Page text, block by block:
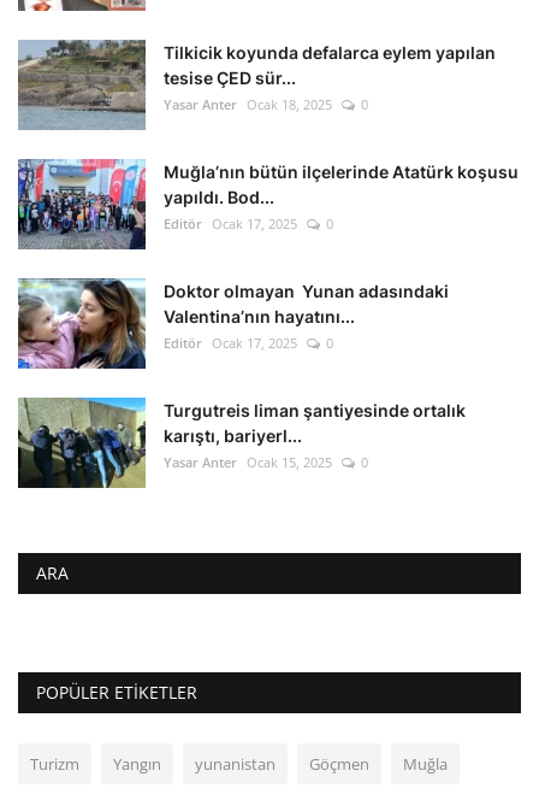
Tilkicik koyunda defalarca eylem yapılan
tesise ÇED sür...
Yasar Anter Ocak 18, 2025 0
Muğla’nın bütün ilçelerinde Atatürk koşusu
yapıldı. Bod...
Editör Ocak 17, 2025 0
Doktor olmayan Yunan adasındaki
Valentina’nın hayatını...
Editör Ocak 17, 2025 0
Turgutreis liman şantiyesinde ortalık
karıştı, bariyerl...
Yasar Anter Ocak 15, 2025 0
ARA
POPÜLER ETIKETLER
Turizm Yangın yunanistan Göçmen Muğla